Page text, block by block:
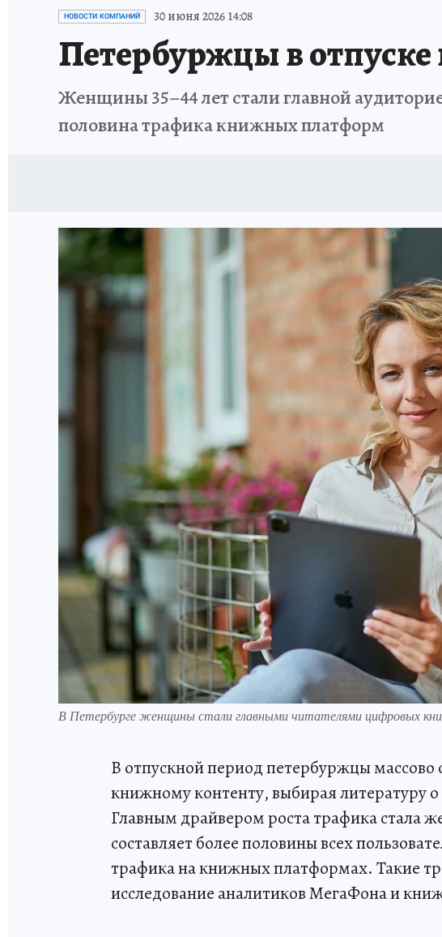
ПЕТЕРБУРГСКАЯ СТРОЙКА
НОВОСТИ КОМПАНИЙ 30 июня 2026 14:08
Петербуржцы в
Женщины 35–44 лет стали главной
половина трафика книжных платформ
В Петербурге женщины стали главными читателями цифровых
В отпускной период петербуржцы
книжному контенту, выбирая литературу
Главным драйвером роста трафика стала
составляет более половины всех
трафика на книжных платформах. Такие
исследование аналитиков МегаФона и